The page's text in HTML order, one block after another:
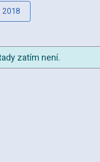
2018
zatím není.